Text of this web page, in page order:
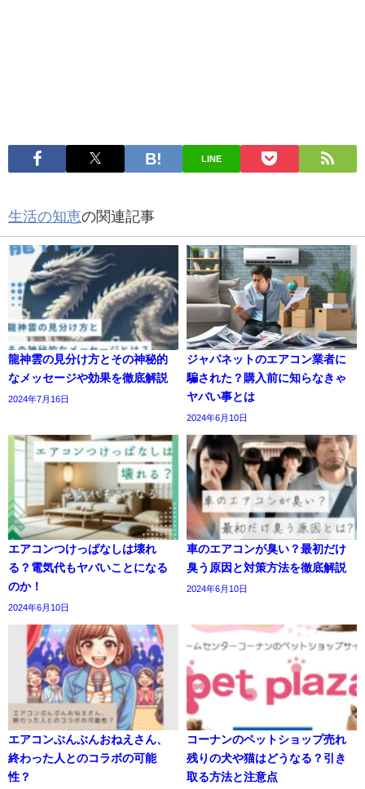
LINE
生活の知恵の関連記事
龍神雲の見分け方とその神秘的
なメッセージや効果を徹底解説
2024年7月16日
ジャパネットのエアコン業者に
騙された？購入前に知らなきゃ
ヤバい事とは
2024年6月10日
エアコンつけっぱなしは壊れ
る？電気代もヤバいことになる
のか！
2024年6月10日
車のエアコンが臭い？最初だけ
臭う原因と対策方法を徹底解説
2024年6月10日
エアコンぶんぶんおねえさん、
終わった人とのコラボの可能
性？
コーナンのペットショップ売れ
残りの犬や猫はどうなる？引き
取る方法と注意点